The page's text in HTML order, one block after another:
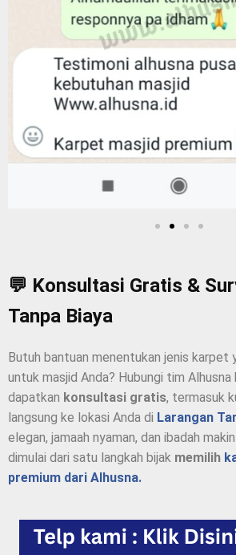
💬 Konsultasi Gratis &
Tanpa Biaya
Butuh bantuan menentukan jenis karpet
untuk masjid Anda? Hubungi tim Alhusna
dapatkan konsultasi gratis, termasuk
langsung ke lokasi Anda di Larangan
elegan, jamaah nyaman, dan ibadah
dimulai dari satu langkah bijak memilih
premium dari Alhusna.